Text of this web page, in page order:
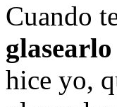
Cuando
hice yo,